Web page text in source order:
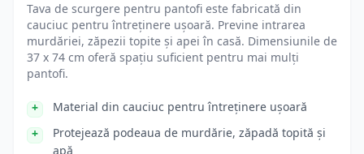
Tava de scurgere pentru pantofi este fabricată din
cauciuc pentru întreținere ușoară. Previne intrarea
murdăriei, zăpezii topite și apei în casă. Dimensiunile de
37 x 74 cm oferă spațiu suficient pentru mai mulți
pantofi.
Material din cauciuc pentru întreținere ușoară
Protejează podeaua de murdărie, zăpadă topită și
apă